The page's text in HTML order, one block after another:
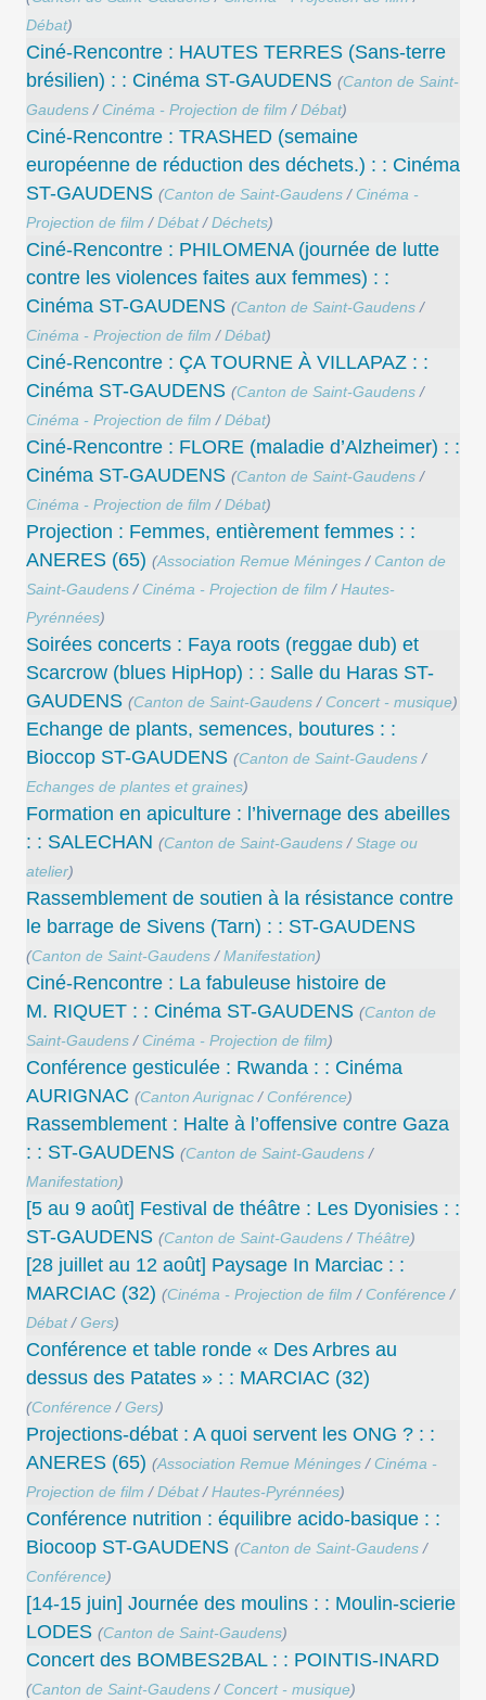
Débat)
Ciné-Rencontre : HAUTES TERRES (Sans-terre
brésilien) : : Cinéma ST-GAUDENS (Canton de Saint-
Gaudens/ Cinéma - Projection de film /Débat)
Ciné-Rencontre : TRASHED (semaine
européenne de réduction des déchets.) : : Cinéma
ST-GAUDENS (Canton de Saint-Gaudens/ Cinéma -
Projection de film /Débat/Déchets)
Ciné-Rencontre : PHILOMENA (journée de lutte
contre les violences faites aux femmes) : :
Cinéma ST-GAUDENS (Canton de Saint-Gaudens/
Cinéma - Projection de film /Débat)
Ciné-Rencontre : ÇA TOURNE À VILLAPAZ : :
Cinéma ST-GAUDENS (Canton de Saint-Gaudens/
Cinéma - Projection de film /Débat)
Ciné-Rencontre : FLORE (maladie d’Alzheimer) : :
Cinéma ST-GAUDENS (Canton de Saint-Gaudens/
Cinéma - Projection de film /Débat)
Projection : Femmes, entièrement femmes : :
ANERES (65) (Association Remue Méninges/ Canton de
Saint-Gaudens/ Cinéma - Projection de film /Hautes-
Pyrénnées)
Soirées concerts : Faya roots (reggae dub) et
Scarcrow (blues HipHop) : : Salle du Haras ST-
GAUDENS (Canton de Saint-Gaudens/ Concert - musique)
Echange de plants, semences, boutures : :
Bioccop ST-GAUDENS (Canton de Saint-Gaudens/
Echanges de plantes et graines)
Formation en apiculture : l’hivernage des abeilles
: : SALECHAN (Canton de Saint-Gaudens/Stage ou
atelier)
Rassemblement de soutien à la résistance contre
le barrage de Sivens (Tarn) : : ST-GAUDENS
(Canton de Saint-Gaudens/Manifestation)
Ciné-Rencontre : La fabuleuse histoire de
M. RIQUET : : Cinéma ST-GAUDENS (Canton de
Saint-Gaudens/ Cinéma - Projection de film)
Conférence gesticulée : Rwanda : : Cinéma
AURIGNAC (Canton Aurignac/ Conférence)
Rassemblement : Halte à l’offensive contre Gaza
: : ST-GAUDENS (Canton de Saint-Gaudens/
Manifestation)
[5 au 9 août] Festival de théâtre : Les Dyonisies : :
ST-GAUDENS (Canton de Saint-Gaudens/ Théâtre)
[28 juillet au 12 août] Paysage In Marciac : :
MARCIAC (32) (Cinéma - Projection de film / Conférence/
Débat/Gers)
Conférence et table ronde « Des Arbres au
dessus des Patates » : : MARCIAC (32)
(Conférence/Gers)
Projections-débat : A quoi servent les ONG ? : :
ANERES (65) (Association Remue Méninges/ Cinéma -
Projection de film /Débat/Hautes-Pyrénnées)
Conférence nutrition : équilibre acido-basique : :
Biocoop ST-GAUDENS (Canton de Saint-Gaudens/
Conférence)
[14-15 juin] Journée des moulins : : Moulin-scierie
LODES (Canton de Saint-Gaudens)
Concert des BOMBES2BAL : : POINTIS-INARD
(Canton de Saint-Gaudens/ Concert - musique)